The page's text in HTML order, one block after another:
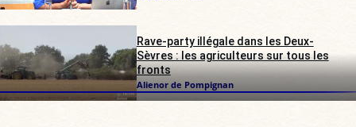
Rave-party illégale dans les Deux-
Sèvres : les agriculteurs sur tous les
fronts
Alienor de Pompignan